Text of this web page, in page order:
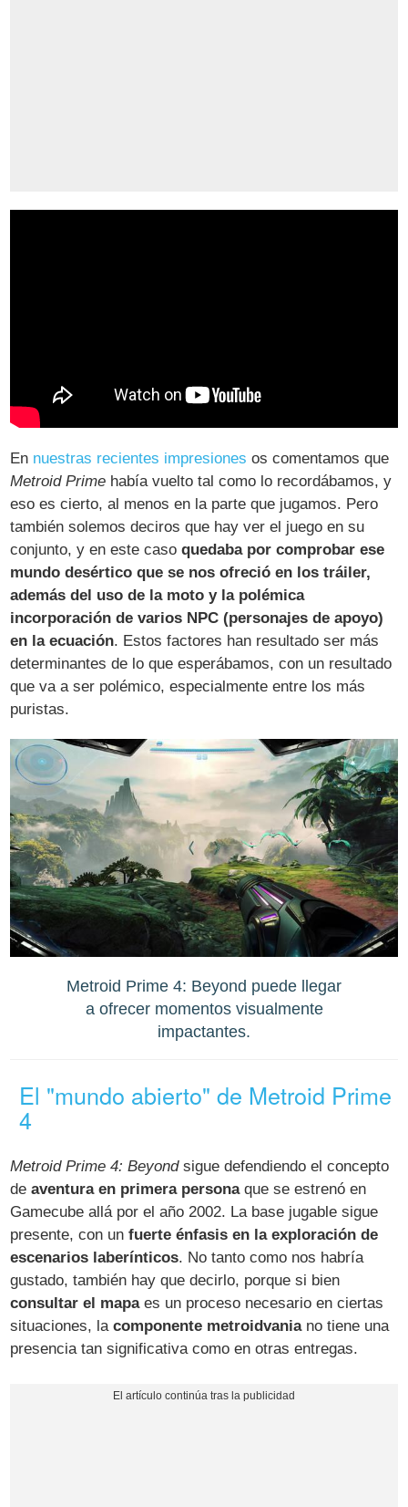
En nuestras recientes impresiones os comentamos que
Metroid Prime había vuelto tal como lo recordábamos, y
eso es cierto, al menos en la parte que jugamos. Pero
también solemos deciros que hay ver el juego en su
conjunto, y en este casoquedaba por comprobar ese
mundo desértico que se nos ofreció en los tráiler,
además del uso de la moto y la polémica
incorporación de varios NPC (personajes de apoyo)
en la ecuación. Estos factores han resultado ser más
determinantes de lo que esperábamos, con un resultado
que va a ser polémico, especialmente entre los más
puristas.
Metroid Prime 4: Beyond puede llegar
a ofrecer momentos visualmente
impactantes.
El "mundo abierto" de Metroid Prime
4
Metroid Prime 4: Beyondsigue defendiendo el concepto
deaventura en primera personaque se estrenó en
Gamecube allá por el año 2002. La base jugable sigue
presente, con unfuerte énfasis en la exploración de
escenarios laberínticos. No tanto como nos habría
gustado, también hay que decirlo, porque si bien
consultar el mapaes un proceso necesario en ciertas
situaciones, lacomponente metroidvaniano tiene una
presencia tan significativa como en otras entregas.